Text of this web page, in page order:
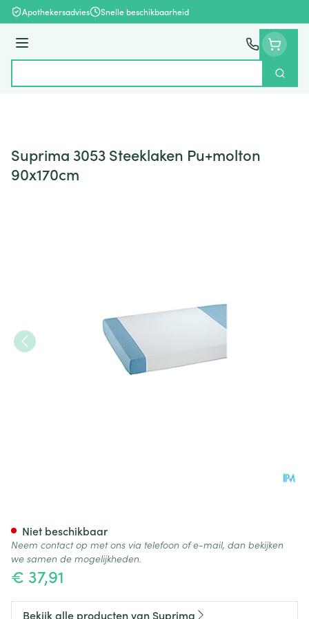
Ga naar de inhoud
Apothekersadvies Snelle beschikbaarheid
Menu
Zoek
Suprima 3053 Steeklaken Pu+molton
90x170cm
€ 37,91
Niet beschikbaar
Neem contact op met ons via telefoon of e-mail, dan bekijken
we samen de mogelijkheden.
Bekijk alle producten van Suprima